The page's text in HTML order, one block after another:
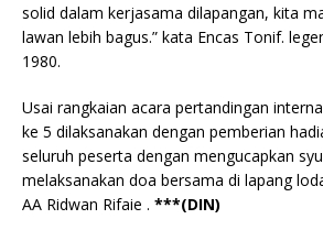
solid dalam kerjasama dilapangan, kita
lawan lebih bagus.” kata Encas Tonif.
1980.
Usai rangkaian acara pertandingan
ke 5 dilaksanakan dengan pemberian
seluruh peserta dengan mengucapkan
melaksanakan doa bersama di lapang
AA Ridwan Rifaie . ***(DIN)